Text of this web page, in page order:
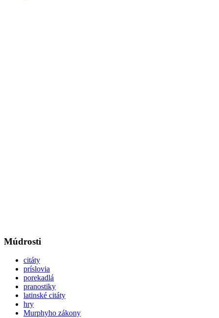
Múdrosti
citáty
príslovia
porekadlá
pranostiky
latinské citáty
hry
Murphyho zákony